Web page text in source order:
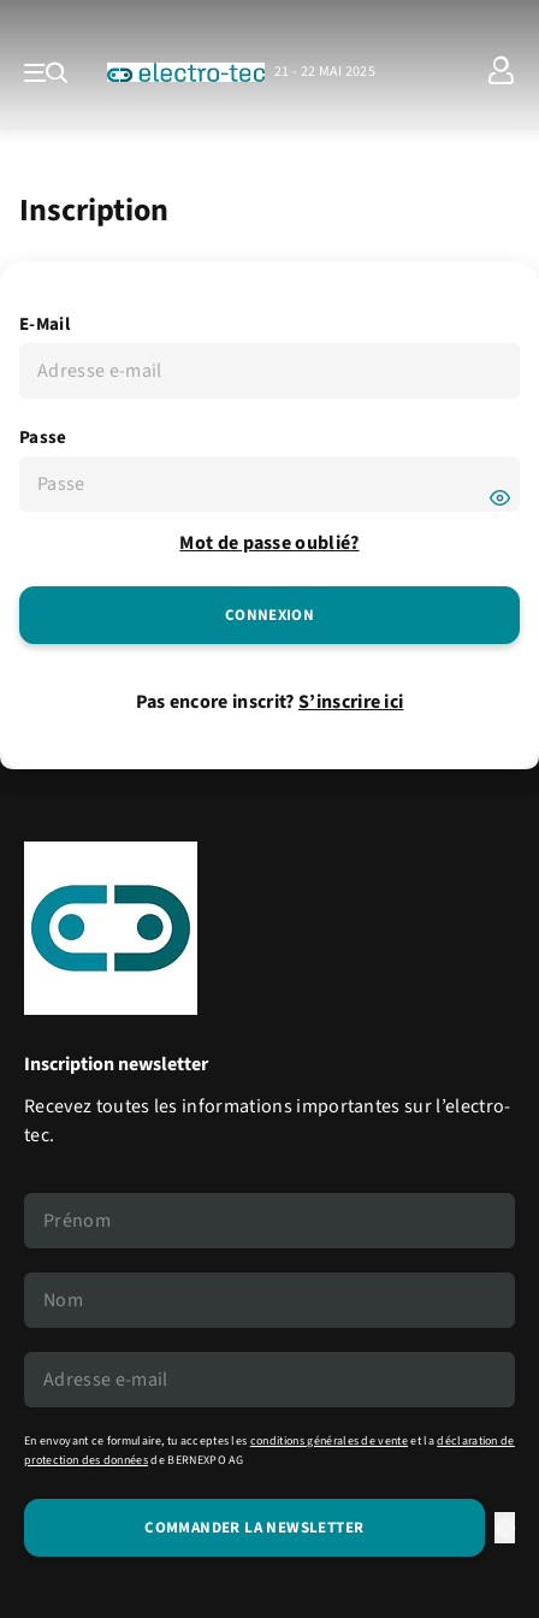
21 - 22 MAI 2025
Inscription
E-Mail
Passe
Mot de passe oublié?
Pas encore inscrit?S’inscrire ici
Inscription newsletter
Recevez toutes les informations importantes sur l’electro-
tec.
En envoyant ce formulaire, tu acceptes les conditions générales de venteet ladéclaration de
protection des donnéesde BERNEXPO AG